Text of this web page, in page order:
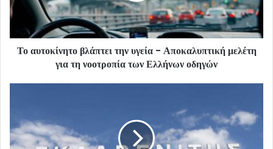
Το αυτοκίνητο βλάπτει την υγεία - Αποκαλυπτική μελέτη
για τη νοοτροπία των Ελλήνων οδηγών